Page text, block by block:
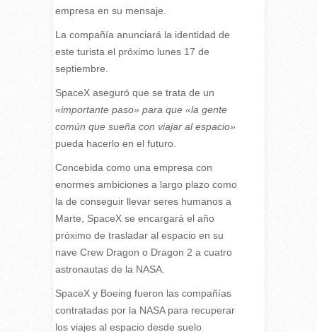
empresa en su mensaje.
La compañía anunciará la identidad de
este turista el próximo lunes 17 de
septiembre.
SpaceX aseguró que se trata de un
«importante paso» para que «la gente
común que sueña con viajar al espacio»
pueda hacerlo en el futuro.
Concebida como una empresa con
enormes ambiciones a largo plazo como
la de conseguir llevar seres humanos a
Marte, SpaceX se encargará el año
próximo de trasladar al espacio en su
nave Crew Dragon o Dragon 2 a cuatro
astronautas de la NASA.
SpaceX y Boeing fueron las compañías
contratadas por la NASA para recuperar
los viajes al espacio desde suelo